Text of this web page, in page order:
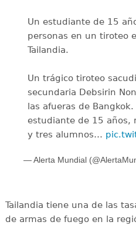
Un estudiante de 15
personas en un tiroteo
Tailandia.
Un trágico tiroteo
secundaria Debsirin
las afueras de
estudiante de 15 años,
y tres alumnos…
— Alerta Mundial
Tailandia tiene una de las
de armas de fuego en la